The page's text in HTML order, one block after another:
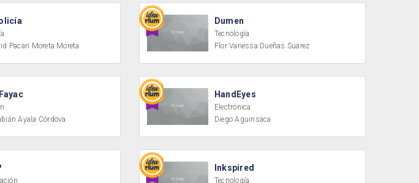
Pacari Moreta Moreta
Dumen
Tecnología
Flor Vanessa Dueñas Suarez
Ayala Córdova
HandEyes
Electrónica
Diego Aguinsaca
Inkspired
Tecnología